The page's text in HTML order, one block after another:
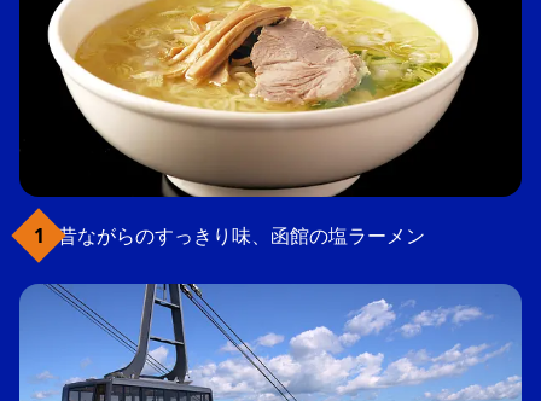
昔ながらのすっきり味、函館の塩ラーメン